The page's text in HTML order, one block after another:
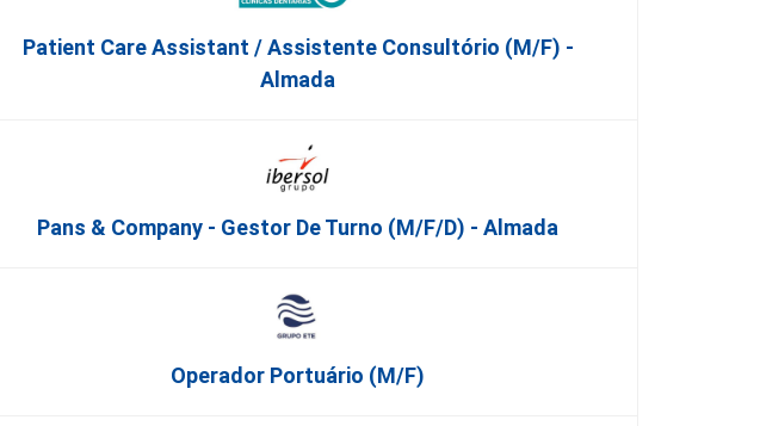
Patient Care Assistant / Assistente Consultório (M/F) -
Almada
Pans & Company - Gestor De Turno (m/f/d) - Almada
Operador Portuário (m/f)